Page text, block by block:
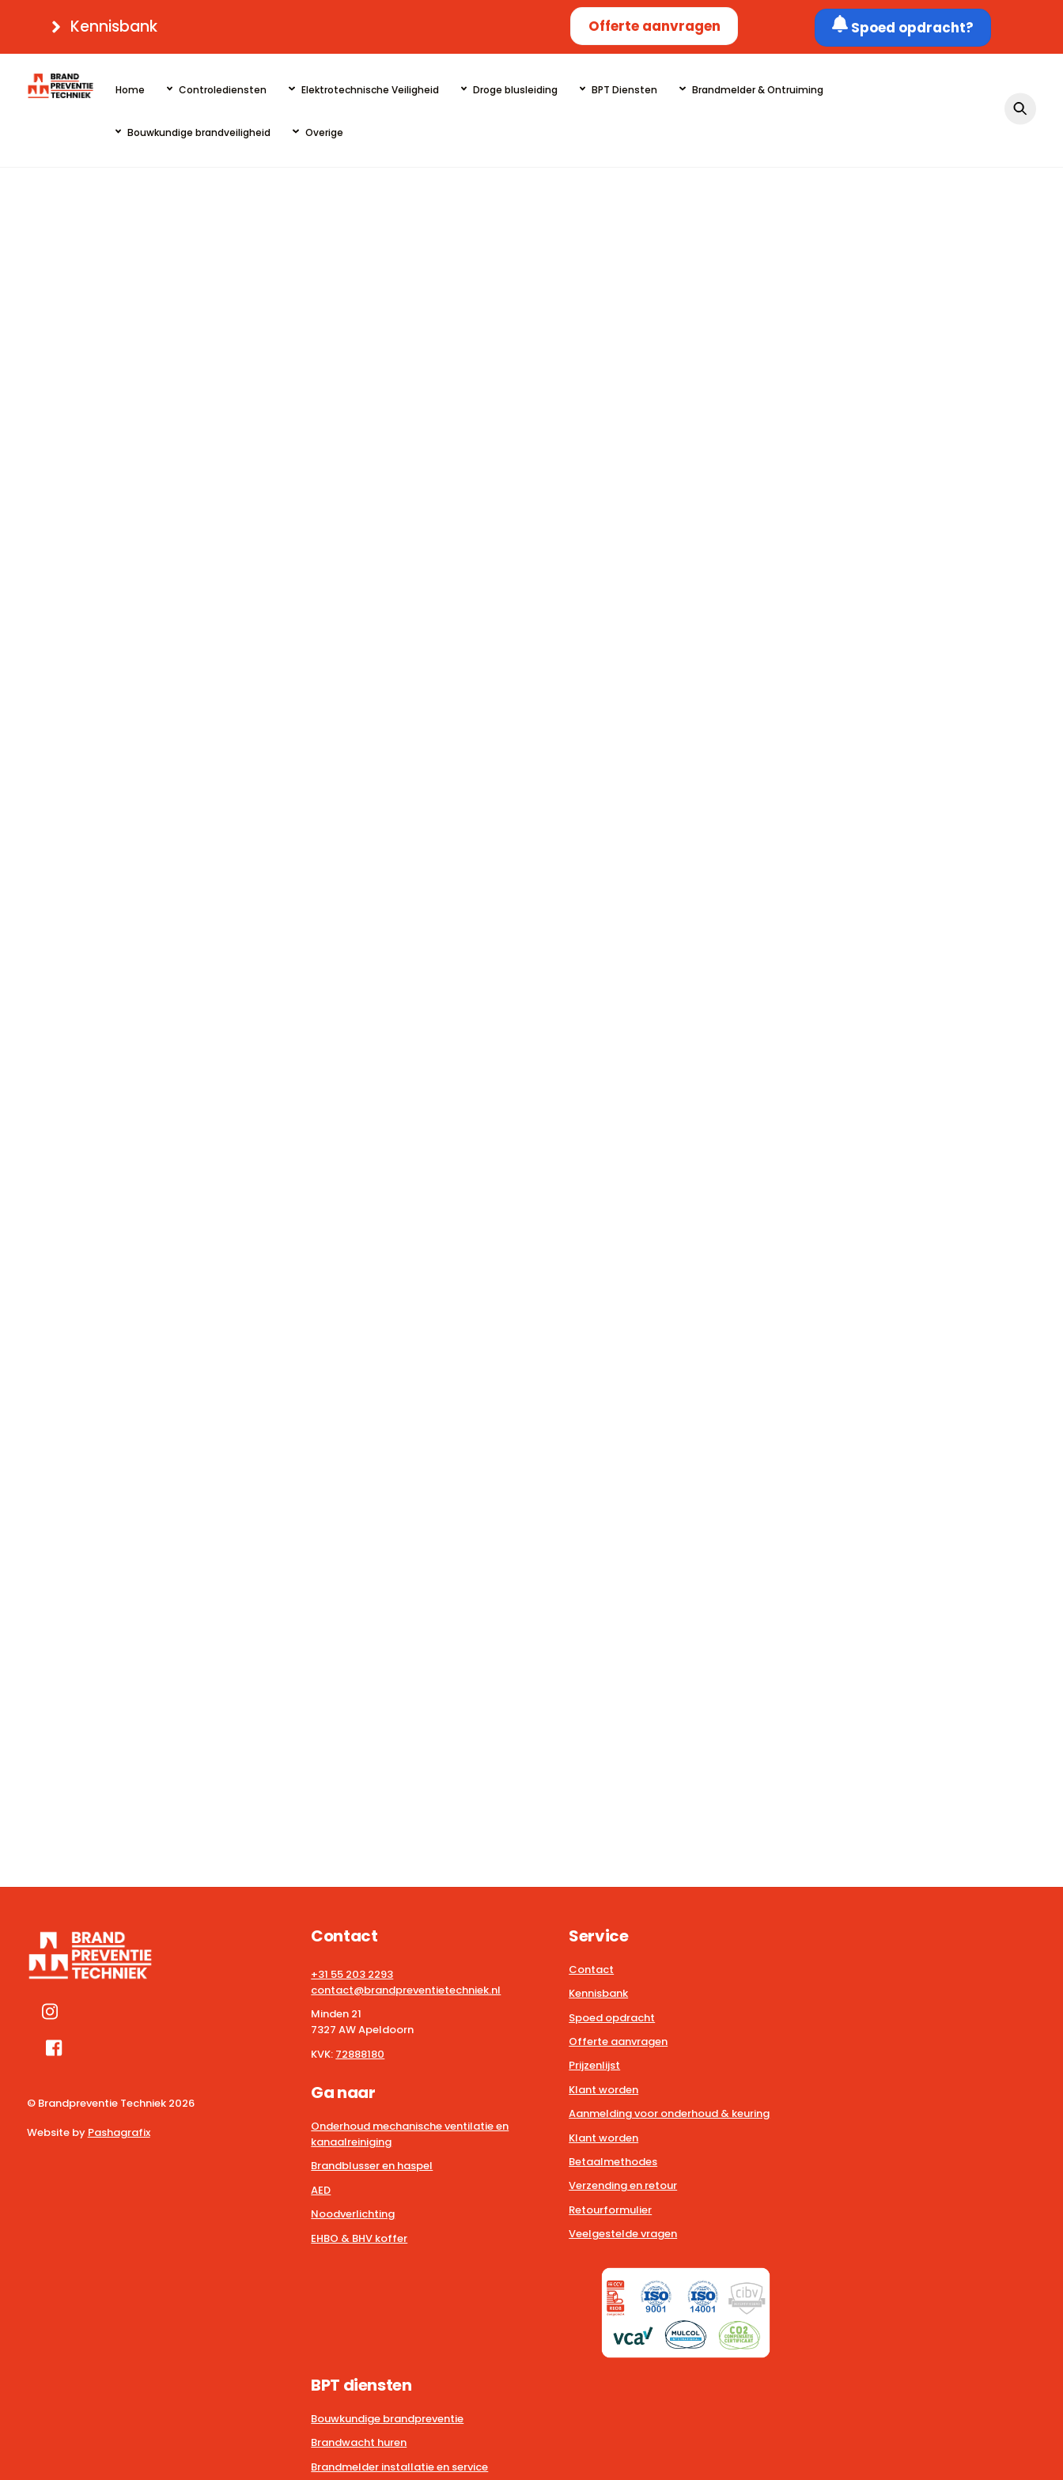
content
Kennisbank Offerte aanvragen Spoed opdracht?
Home Controlediensten Elektrotechnische Veiligheid Droge blusleiding BPT Diensten Brandmelder & Ontruiming
Bouwkundige brandveiligheid Overige
© Brandpreventie Techniek 2026
Website by Pashagrafix
Contact
+31 55 203 2293
contact@brandpreventietechniek.nl
Minden 21
7327 AW Apeldoorn
KVK: 72888180
Ga naar
Onderhoud mechanische ventilatie en
kanaalreiniging
Brandblusser en haspel
AED
Noodverlichting
EHBO & BHV koffer
Service
Contact
Kennisbank
Spoed opdracht
Offerte aanvragen
Prijzenlijst
Klant worden
Aanmelding voor onderhoud & keuring
Klant worden
Betaalmethodes
Verzending en retour
Retourformulier
Veelgestelde vragen
BPT diensten
Bouwkundige brandpreventie
Brandwacht huren
Brandmelder installatie en service